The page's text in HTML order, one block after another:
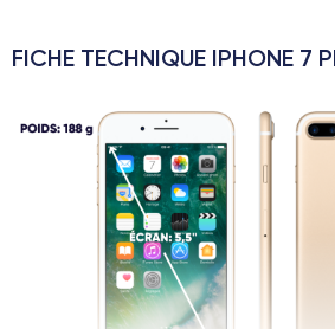
FICHE TECHNIQUE IPHONE 7